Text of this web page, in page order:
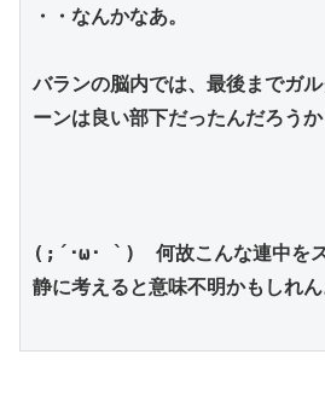
・・なんかなあ。
バランの脳内では、最後までガ
ーンは良い部下だったんだろうか
(;´･ω･ `)　何故こんな連中を
静に考えると意味不明かもしれん